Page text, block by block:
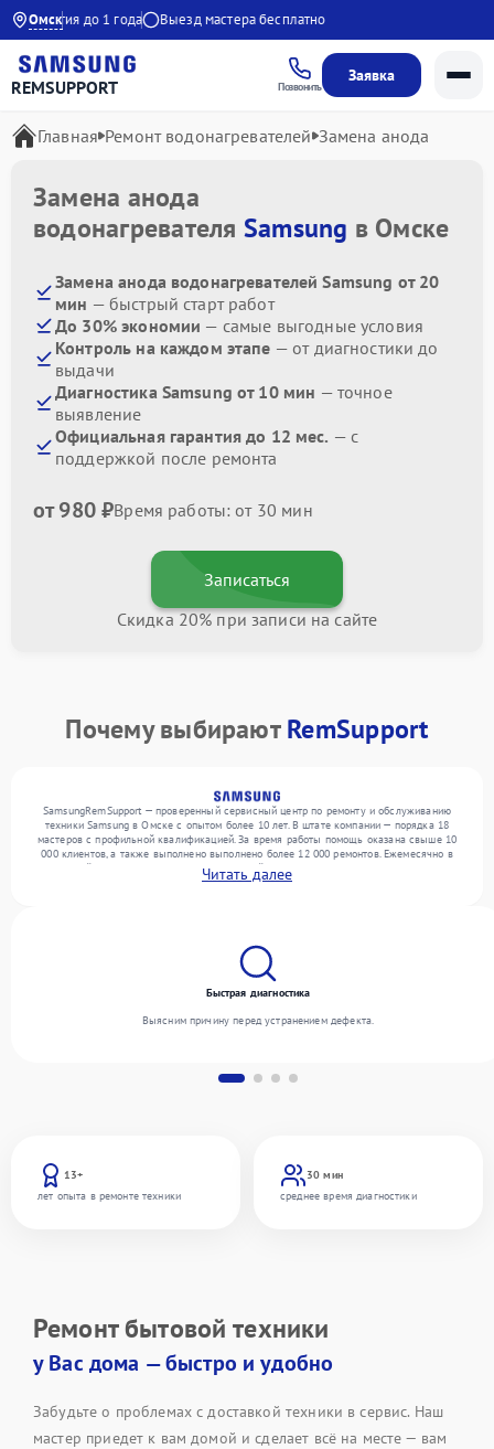
Омск
Гарантия до 1 года Выезд мастера бесплатно
REMSUPPORT Позвонить
Заявка
Главная Ремонт водонагревателей Замена анода
Замена анода
водонагревателя Samsung в Омске
Замена анода водонагревателей Samsung от 20
мин — быстрый старт работ
До 30% экономии — самые выгодные условия
Контроль на каждом этапе — от диагностики до
выдачи
Диагностика Samsung от 10 мин — точное
выявление
Официальная гарантия до 12 мес. — с
поддержкой после ремонта
от 980 ₽Время работы: от 30 мин
Записаться
Скидка 20% при записи на сайте
Почему выбираютRemSupport
SamsungRemSupport — проверенный сервисный центр по ремонту и обслуживанию
техники Samsung в Омске с опытом более 10 лет. В штате компании — порядка 18
мастеров с профильной квалификацией. За время работы помощь оказана свыше 10
000 клиентов, а также выполнено выполнено более 12 000 ремонтов. Ежемесячно в
сервисный центр поступает более 300 устройств, включая , , . Мы выполняем ремонт
различного уровня сложности и гарантируем высокое качество обслуживания
Читать далее
13+
лет опыта в ремонте техники
30 мин
среднее время диагностики
Быстрая диагностика
Выясним причину перед устранением дефекта.
Ремонт бытовой техники
у Вас дома — быстро и удобно
Забудьте о проблемах с доставкой техники в сервис. Наш
мастер приедет к вам домой и сделает всё на месте — вам